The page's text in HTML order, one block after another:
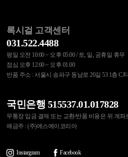
록시걸 고객센터
031.522.4488
평일 오전 10:00 ~ 오후 05:00 / 토, 일, 공휴일 휴무
점심 오후 12:00 ~ 오후 01:00
반품 주소 : 서울시 송파구 동남로 20길 53 1층 CJ
국민은행 515537.01.017828
무통장 입금 결제 또는 교환/반품 비용은 위 계좌
예금주 : (주)에스에이코리아
Instargram Facebook